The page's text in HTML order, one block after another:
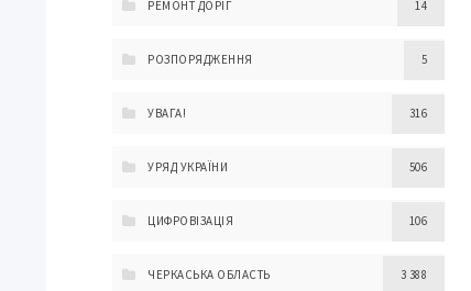
РЕМОНТ ДОРІГ 14
РОЗПОРЯДЖЕННЯ 5
УВАГА! 316
УРЯД УКРАЇНИ 506
ЦИФРОВІЗАЦІЯ 106
ЧЕРКАСЬКА ОБЛАСТЬ 3 388